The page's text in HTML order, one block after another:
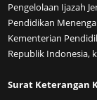
Pengelolaan Ijazah
Pendidikan
Kementerian
Republik Indonesia,
Surat Keterangan